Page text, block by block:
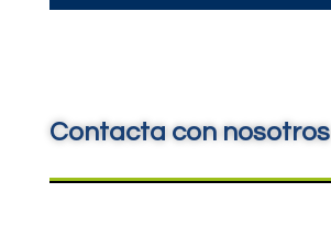
Contacta con nosotros